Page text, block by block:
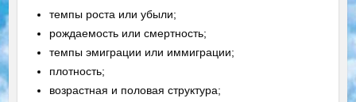
темпы роста или убыли;
рождаемость или смертность;
темпы эмиграции или иммиграции;
плотность;
возрастная и половая структура;